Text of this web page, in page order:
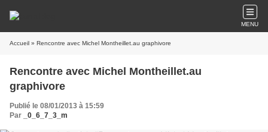
MENU
Accueil » Rencontre avec Michel Montheillet.au graphivore
Rencontre avec Michel Montheillet.au
graphivore
Publié le 08/01/2013 à 15:59
Par
_0_6_7_3_m